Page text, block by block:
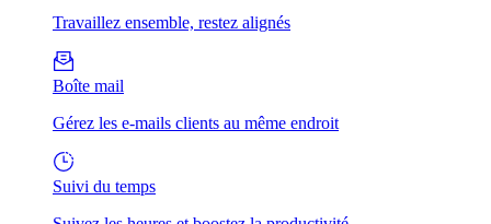
Travaillez ensemble, restez alignés
Boîte mail
Gérez les e-mails clients au même endroit
Suivi du temps